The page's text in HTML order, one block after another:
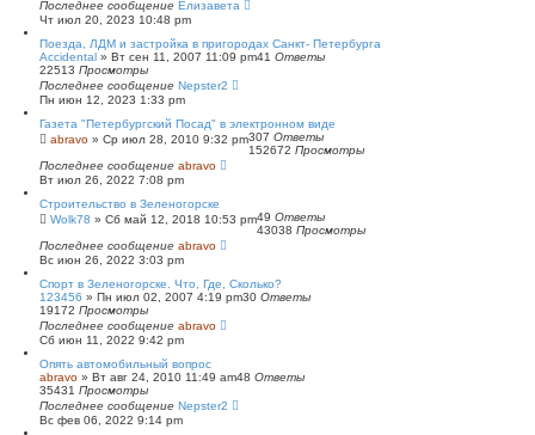
Последнее сообщение Елизавета
Чт июл 20, 2023 10:48 pm
Поезда, ЛДМ и застройка в пригородах Санкт- Петербурга
Accidental » Вт сен 11, 2007 11:09 pm41 Ответы
22513 Просмотры
Последнее сообщение Nepster2
Пн июн 12, 2023 1:33 pm
Газета "Петербургский Посад" в электронном виде
abravo » Ср июл 28, 2010 9:32 pm307 Ответы
152672 Просмотры
Последнее сообщение abravo
Вт июл 26, 2022 7:08 pm
Строительство в Зеленогорске
Wolk78 » Сб май 12, 2018 10:53 pm49 Ответы
43038 Просмотры
Последнее сообщение abravo
Вс июн 26, 2022 3:03 pm
Спорт в Зеленогорске. Что, Где, Сколько?
123456 » Пн июл 02, 2007 4:19 pm30 Ответы
19172 Просмотры
Последнее сообщение abravo
Сб июн 11, 2022 9:42 pm
Опять автомобильный вопрос
abravo » Вт авг 24, 2010 11:49 am48 Ответы
35431 Просмотры
Последнее сообщение Nepster2
Вс фев 06, 2022 9:14 pm